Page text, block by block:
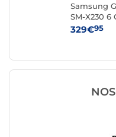
Samsung
SM-X230 6
329€95